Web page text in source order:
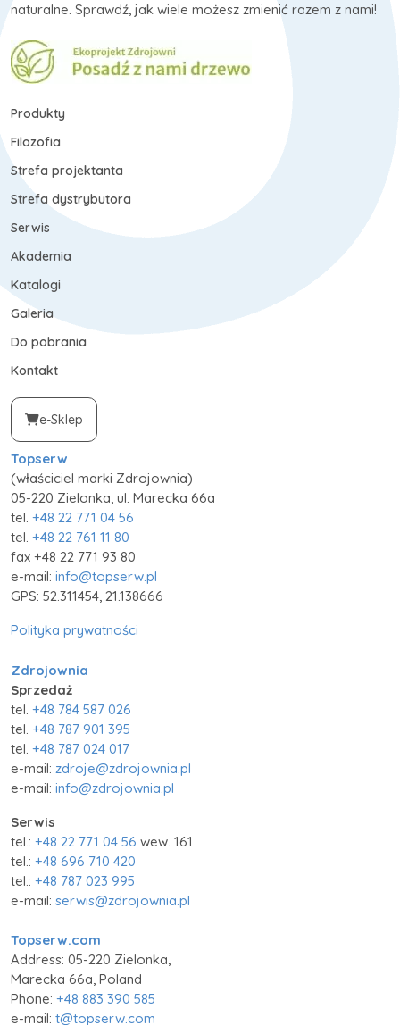
naturalne. Sprawdź, jak wiele możesz zmienić razem z nami!
Produkty
Filozofia
Strefa projektanta
Strefa dystrybutora
Serwis
Akademia
Katalogi
Galeria
Do pobrania
Kontakt
e-Sklep
Topserw
(właściciel marki Zdrojownia)
05-220 Zielonka, ul. Marecka 66a
tel. +48 22 771 04 56
tel. +48 22 761 11 80
fax +48 22 771 93 80
e-mail: info@topserw.pl
GPS: 52.311454, 21.138666
Polityka prywatności
Zdrojownia
Sprzedaż
tel. +48 784 587 026
tel. +48 787 901 395
tel. +48 787 024 017
e-mail: zdroje@zdrojownia.pl
e-mail: info@zdrojownia.pl
Serwis
tel.: +48 22 771 04 56 wew. 161
tel.: +48 696 710 420
tel.: +48 787 023 995
e-mail: serwis@zdrojownia.pl
Topserw.com
Address: 05-220 Zielonka,
Marecka 66a, Poland
Phone: +48 883 390 585
e-mail: t@topserw.com